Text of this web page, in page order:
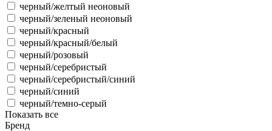
черный/желтый неоновый
черный/зеленый неоновый
черный/красный
черный/красный/белый
черный/розовый
черный/серебристый
черный/серебристый/синий
черный/синий
черный/темно-серый
Показать все
Бренд